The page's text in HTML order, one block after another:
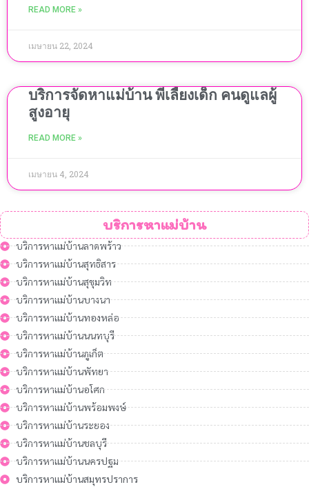
READ MORE »
เมษายน 22, 2024
บริการจัดหาแม่บ้าน พี่เลี้ยงเด็ก คนดูแลผู้
สูงอายุ
READ MORE »
เมษายน 4, 2024
บริการหาแม่บ้าน
บริการหาแม่บ้านลาดพร้าว
บริการหาแม่บ้านสุทธิสาร
บริการหาแม่บ้านสุขุมวิท
บริการหาแม่บ้านบางนา
บริการหาแม่บ้านทองหล่อ
บริการหาแม่บ้านนนทบุรี
บริการหาแม่บ้านภูเก็ต
บริการหาแม่บ้านพัทยา
บริการหาแม่บ้านอโศก
บริการหาแม่บ้านพร้อมพงษ์
บริการหาแม่บ้านระยอง
บริการหาแม่บ้านชลบุรี
บริการหาแม่บ้านนครปฐม
บริการหาแม่บ้านสมุทรปราการ